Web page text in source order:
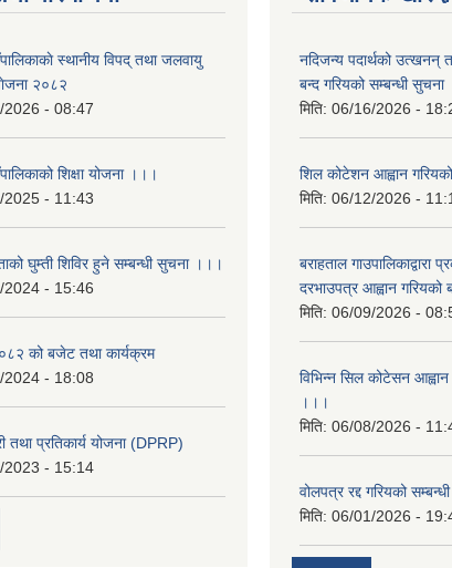
स्थानीय विपद् तथा जलवायु
२०८२
2026 - 08:47
शिक्षा योजना ।।।
2025 - 11:43
घुम्ती शिविर हुने सम्बन्धी सुचना ।।।
2024 - 15:46
को बजेट तथा कार्यक्रम
2024 - 18:08
तथा प्रतिकार्य योजना (DPRP)
2023 - 15:14
नदिजन्य पदार्थको उत्खनन्
बन्द गरियको सम्बन्धी
मिति: 06/16/2026 -
शिल कोटेशन आह्वान
मिति: 06/12/2026 -
बराहताल गाउपालिकाद्वारा
दरभाउपत्र आह्वान गरियको
मिति: 06/09/2026 -
विभिन्न सिल कोटेसन
।।।
मिति: 06/08/2026 -
वोलपत्र रद्द गरियको
मिति: 06/01/2026 -